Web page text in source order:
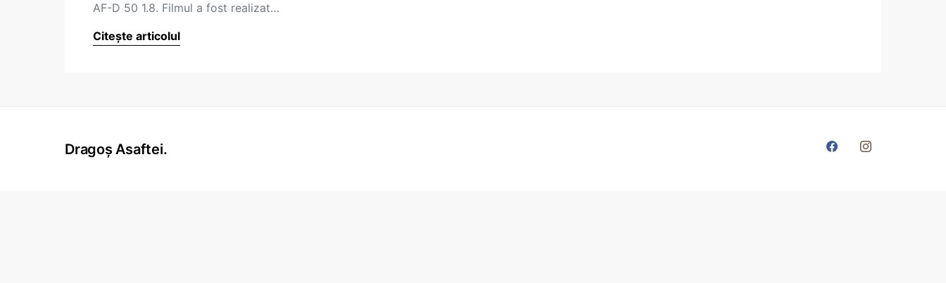
AF-D 50 1.8. Filmul a fost realizat…
Citește articolul
Dragoș Asaftei.